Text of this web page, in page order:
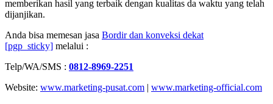
memberikan hasil yang terbaik dengan kualitas da waktu yang telah
dijanjikan.
Anda bisa memesan jasa Bordir dan konveksi dekat
[pgp_sticky] melalui :
Telp/WA/SMS : 0812-8969-2251
Website: www.marketing-pusat.com | www.marketing-official.com